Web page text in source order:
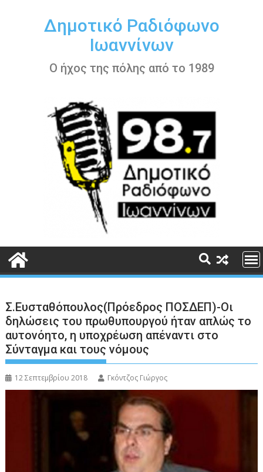
περιεχόμενοΔημοτικό Ραδιόφωνο
Ιωαννίνων
Ο ήχος της πόλης από το 1989
Σ.Ευσταθόπουλος(Πρόεδρος ΠΟΣΔΕΠ)-Οι
δηλώσεις του πρωθυπουργού ήταν απλώς το
αυτονόητο, η υποχρέωση απέναντι στο
Σύνταγμα και τους νόμους
12 Σεπτεμβρίου 2018 Γκόντζος Γιώργος